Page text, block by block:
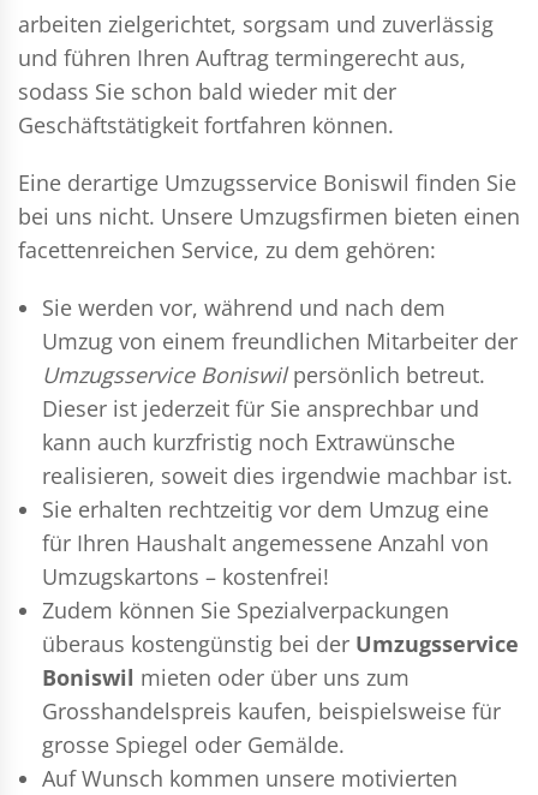
arbeiten zielgerichtet, sorgsam und zuverlässig
und führen Ihren Auftrag termingerecht aus,
sodass Sie schon bald wieder mit der
Geschäftstätigkeit fortfahren können.
Eine derartige Umzugsservice Boniswil finden Sie
bei uns nicht. Unsere Umzugsfirmen bieten einen
facettenreichen Service, zu dem gehören:
Sie werden vor, während und nach dem
Umzug von einem freundlichen Mitarbeiter der
Umzugsservice Boniswilpersönlich betreut.
Dieser ist jederzeit für Sie ansprechbar und
kann auch kurzfristig noch Extrawünsche
realisieren, soweit dies irgendwie machbar ist.
Sie erhalten rechtzeitig vor dem Umzug eine
für Ihren Haushalt angemessene Anzahl von
Umzugskartons – kostenfrei!
Zudem können Sie Spezialverpackungen
überaus kostengünstig bei der Umzugsservice
Boniswil mieten oder über uns zum
Grosshandelspreis kaufen, beispielsweise für
grosse Spiegel oder Gemälde.
Auf Wunsch kommen unsere motivierten